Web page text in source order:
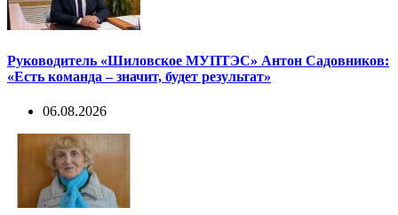
Руководитель «Шиловское МУПТЭС» Антон Садовников:
«Есть команда – значит, будет результат»
06.08.2026